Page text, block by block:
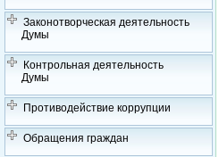
Законотворческая деятельность
Думы
Контрольная деятельность
Думы
Противодействие коррупции
Обращения граждан